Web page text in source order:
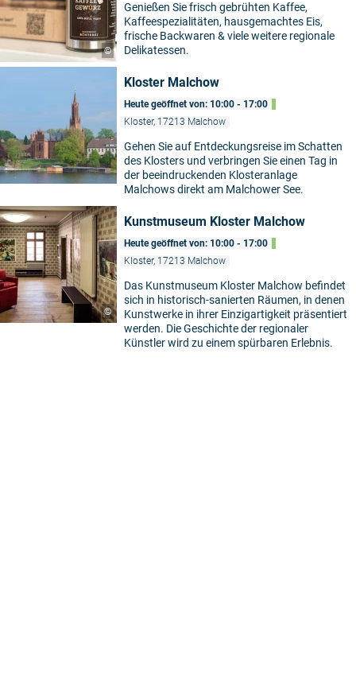
©
Genießen Sie frisch gebrühten Kaffee,
Kaffeespezialitäten, hausgemachtes Eis,
frische Backwaren & viele weitere regionale
Delikatessen.
Kloster Malchow
Heute geöffnet von: 10:00 - 17:00
Kloster, 17213 Malchow
Gehen Sie auf Entdeckungsreise im Schatten
des Klosters und verbringen Sie einen Tag in
der beeindruckenden Klosteranlage
Malchows direkt am Malchower See.
©
Kunstmuseum Kloster Malchow
Heute geöffnet von: 10:00 - 17:00
Kloster, 17213 Malchow
Das Kunstmuseum Kloster Malchow befindet
sich in historisch-sanierten Räumen, in denen
Kunstwerke in ihrer Einzigartigkeit präsentiert
werden. Die Geschichte der regionaler
Künstler wird zu einem spürbaren Erlebnis.